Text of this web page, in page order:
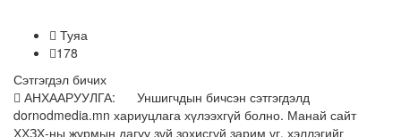
Туяа
178
Сэтгэгдэл бичих
АНХААРУУЛГА: Уншигчдын бичсэн сэтгэгдэлд
dornodmedia.mn хариуцлага хүлээхгүй болно. Манай сайт
ХХЗХ-ны журмын дагуу зүй зохисгүй зарим үг, хэллэгийг